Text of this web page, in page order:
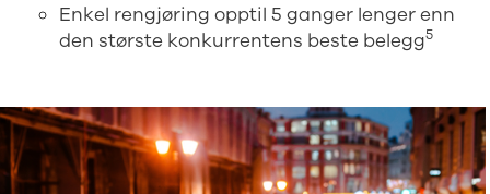
Enkel rengjøring opptil 5 ganger lenger enn
den største konkurrentens beste belegg5